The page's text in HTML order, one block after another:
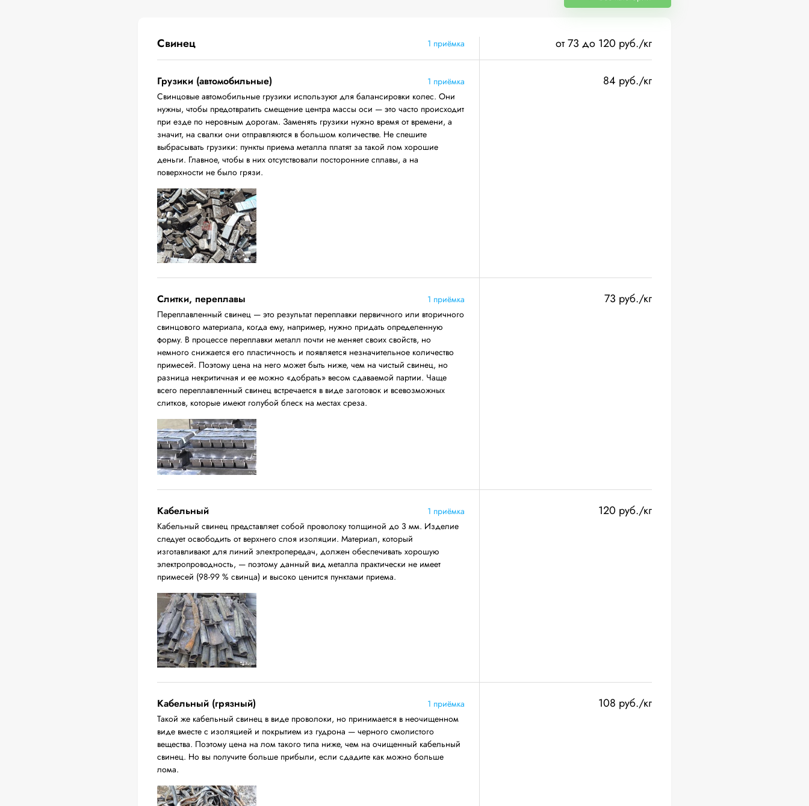
Свинец 1 приёмка от 73 до 120 руб./кг
Грузики (автомобильные)
1 приёмка
Свинцовые автомобильные грузики используют для балансировки колес. Они
нужны, чтобы предотвратить смещение центра массы оси — это часто происходит
при езде по неровным дорогам. Заменять грузики нужно время от времени, а
значит, на свалки они отправляются в большом количестве. Не спешите
выбрасывать грузики: пункты приема металла платят за такой лом хорошие
деньги. Главное, чтобы в них отсутствовали посторонние сплавы, а на
поверхности не было грязи.
84 руб./кг
Слитки, переплавы
1 приёмка
Переплавленный свинец — это результат переплавки первичного или вторичного
свинцового материала, когда ему, например, нужно придать определенную
форму. В процессе переплавки металл почти не меняет своих свойств, но
немного снижается его пластичность и появляется незначительное количество
примесей. Поэтому цена на него может быть ниже, чем на чистый свинец, но
разница некритичная и ее можно «добрать» весом сдаваемой партии. Чаще
всего переплавленный свинец встречается в виде заготовок и всевозможных
слитков, которые имеют голубой блеск на местах среза.
73 руб./кг
Кабельный
1 приёмка
Кабельный свинец представляет собой проволоку толщиной до 3 мм. Изделие
следует освободить от верхнего слоя изоляции. Материал, который
изготавливают для линий электропередач, должен обеспечивать хорошую
электропроводность, — поэтому данный вид металла практически не имеет
примесей (98-99 % свинца) и высоко ценится пунктами приема.
120 руб./кг
Кабельный (грязный)
1 приёмка
Такой же кабельный свинец в виде проволоки, но принимается в неочищенном
виде вместе с изоляцией и покрытием из гудрона — черного смолистого
вещества. Поэтому цена на лом такого типа ниже, чем на очищенный кабельный
свинец. Но вы получите больше прибыли, если сдадите как можно больше
лома.
108 руб./кг